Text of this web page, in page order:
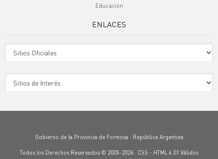
Educación
ENLACES
Gobierno de la Provincia de Formosa · República Argentina
Todos los Derechos Reservados © 2005-2026 · CSS - HTML 4.01 Válidos